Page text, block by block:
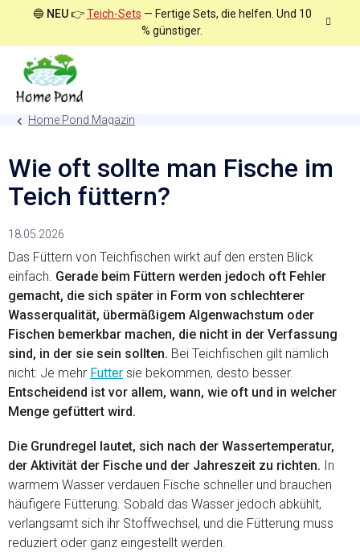
🔵 NEU👉Teich-Sets — Fertige Sets, die helfen. Und 10
% günstiger.
Home Pond Magazin
Wie oft sollte man Fische im
Teich füttern?
18.05.2026
Das Füttern von Teichfischen wirkt auf den ersten Blick
einfach. Gerade beim Füttern werden jedoch oft Fehler
gemacht, die sich später in Form von schlechterer
Wasserqualität, übermäßigem Algenwachstum oder
Fischen bemerkbar machen, die nicht in der Verfassung
sind, in der sie sein sollten. Bei Teichfischen gilt nämlich
nicht: Je mehr Futter sie bekommen, desto besser.
Entscheidend ist vor allem, wann, wie oft und in welcher
Menge gefüttert wird.
Die Grundregel lautet, sich nach der Wassertemperatur,
der Aktivität der Fische und der Jahreszeit zu richten. In
warmem Wasser verdauen Fische schneller und brauchen
häufigere Fütterung. Sobald das Wasser jedoch abkühlt,
verlangsamt sich ihr Stoffwechsel, und die Fütterung muss
reduziert oder ganz eingestellt werden.